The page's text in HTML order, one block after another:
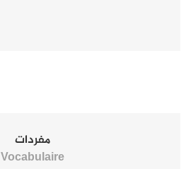
مفردات
Vocabulaire